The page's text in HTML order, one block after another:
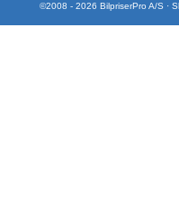
©2008 - 2026 BilpriserPro A/S ·